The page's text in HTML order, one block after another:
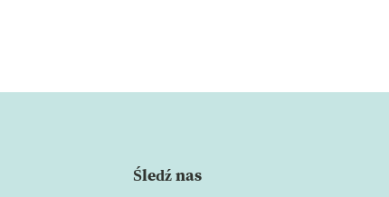
Śledź nas